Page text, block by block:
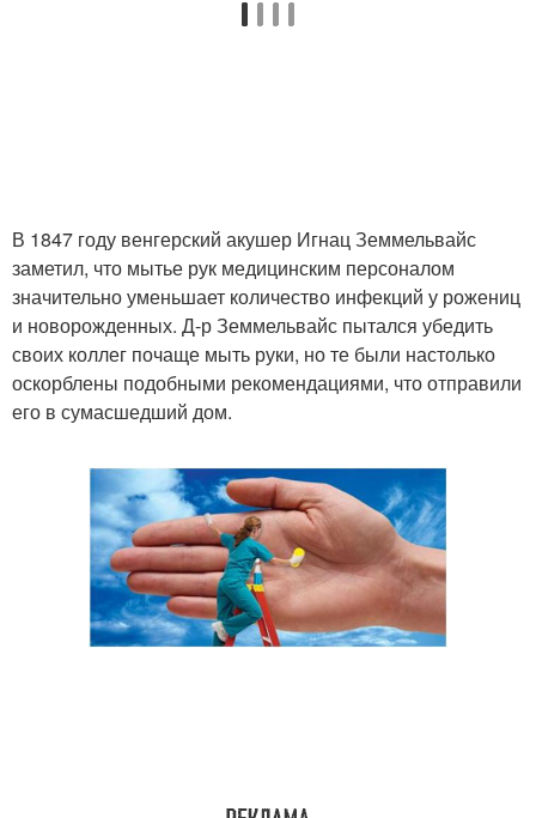
В 1847 году венгерский акушер Игнац Земмельвайс
заметил, что мытье рук медицинским персоналом
значительно уменьшает количество инфекций у рожениц
и новорожденных. Д-р Земмельвайс пытался убедить
своих коллег почаще мыть руки, но те были настолько
оскорблены подобными рекомендациями, что отправили
его в сумасшедший дом.